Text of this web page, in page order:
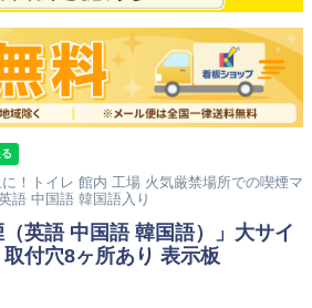
！トイレ 館内 工場 火気厳禁場所での喫煙マ
語 中国語 韓国語入り
英語 中国語 韓国語）」大サイ
付穴8ヶ所あり 表示板